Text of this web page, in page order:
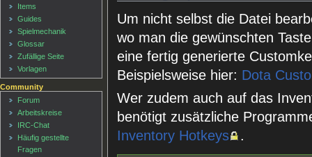
Um nicht selbst die Datei
wo man die gewünschten
eine fertig generierte
Beispielsweise hier: Dota
Wer zudem auch auf das
benötigt zusätzliche
Inventory Hotkeys
.
Items
Guides
Spielmechanik
Glossar
Zufällige Seite
Vorlagen
Community
Forum
Arbeitskreise
IRC-Chat
Häufig gestellte
Fragen